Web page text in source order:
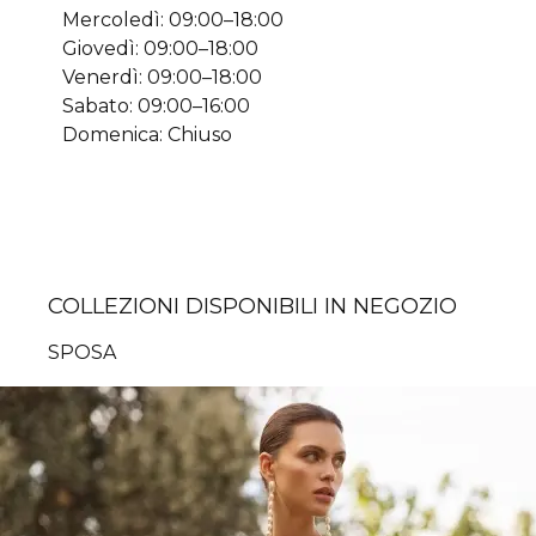
Mercoledì: 09:00–18:00
Giovedì: 09:00–18:00
Venerdì: 09:00–18:00
Sabato: 09:00–16:00
Domenica: Chiuso
COLLEZIONI DISPONIBILI IN NEGOZIO
SPOSA